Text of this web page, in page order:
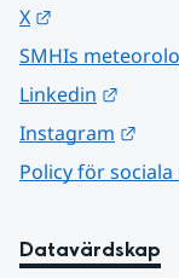
X
SMHIs
Linkedin
Instagram
Policy för
Datavärdskap